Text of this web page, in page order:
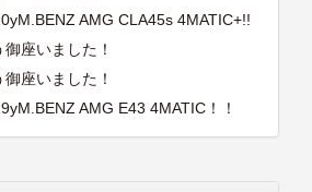
AMG CLA45s 4MATIC+!!
座いました！
座いました！
AMG E43 4MATIC！！